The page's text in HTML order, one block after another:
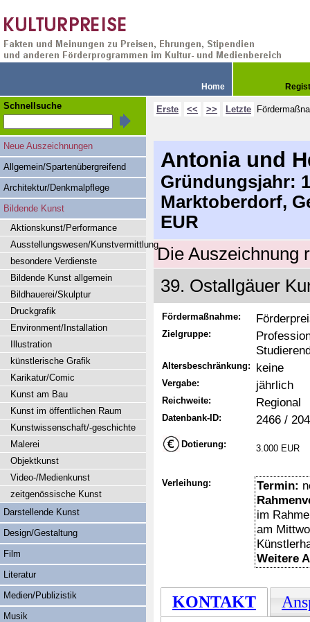
Home
Erste << >> Letzte
Antonia und
Gründungsjahr:
Marktoberdorf,
EUR
Die Auszeichnung
39. Ostallgäuer
Fördermaßnahme:
Zielgruppe:
Altersbeschränkung: keine
Vergabe: jährlich
Reichweite: Regional
Datenbank-ID: 2466 /
Dotierung: 3.000 EUR
Verleihung: Termin:
im
am
Weitere
KONTAKT
Schnellsuche
Neue Auszeichnungen
Allgemein/Spartenübergreifend
Architektur/Denkmalpflege
Bildende Kunst
Aktionskunst/Performance
Ausstellungswesen/Kunstvermittlung
besondere Verdienste
Bildende Kunst allgemein
Bildhauerei/Skulptur
Druckgrafik
Environment/Installation
Illustration
künstlerische Grafik
Karikatur/Comic
Kunst am Bau
Kunst im öffentlichen Raum
Kunstwissenschaft/-geschichte
Malerei
Objektkunst
Video-/Medienkunst
zeitgenössische Kunst
Darstellende Kunst
Design/Gestaltung
Film
Literatur
Medien/Publizistik
Musik